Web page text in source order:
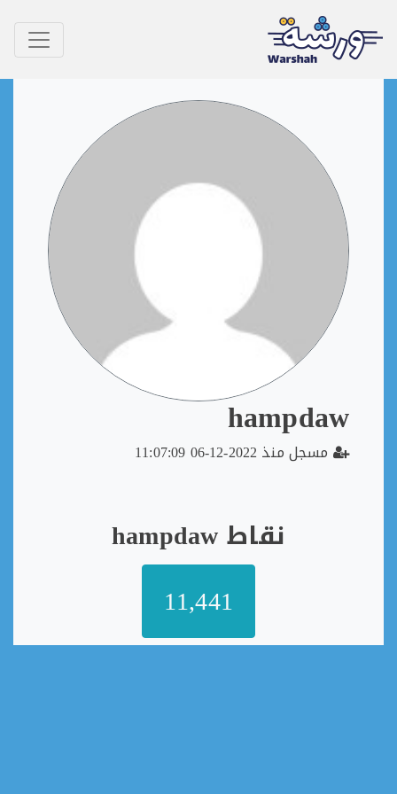
Skip
hampdaw
مسجل منذ 2022-12-06 11:07:09
نقاط hampdaw
11,441